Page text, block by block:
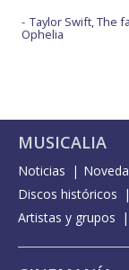
Taylor Swift, The
Ophelia
MUSICALIA
Noticias
Discos históricos
Artistas y grupos